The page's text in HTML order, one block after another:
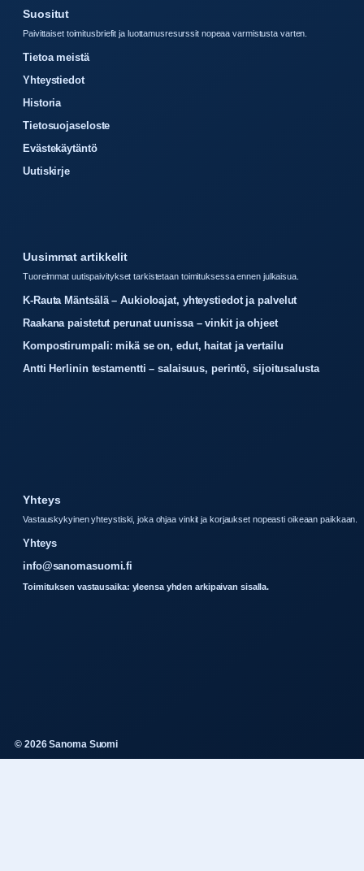
Suositut
Paivittaiset toimitusbriefit ja luottamusresurssit nopeaa varmistusta varten.
Tietoa meistä
Yhteystiedot
Historia
Tietosuojaseloste
Evästekäytäntö
Uutiskirje
Uusimmat artikkelit
Tuoreimmat uutispaivitykset tarkistetaan toimituksessa ennen julkaisua.
K-Rauta Mäntsälä – Aukioloajat, yhteystiedot ja palvelut
Raakana paistetut perunat uunissa – vinkit ja ohjeet
Kompostirumpali: mikä se on, edut, haitat ja vertailu
Antti Herlinin testamentti – salaisuus, perintö, sijoitusalusta
Yhteys
Vastauskykyinen yhteystiski, joka ohjaa vinkit ja korjaukset nopeasti oikeaan paikkaan.
Yhteys
info@sanomasuomi.fi
Toimituksen vastausaika: yleensa yhden arkipaivan sisalla.
© 2026 Sanoma Suomi